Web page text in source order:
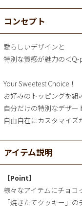
コンセプト
愛らしいデザインと
特別な質感が魅力の＜Q-
Your Sweetest Choice！
お好みのトッピングを組
自分だけの特別なデザー
自由自在にカスタマイ
アイテム説明
【Point】
様々なアイテムにチョコ
「焼きたてクッキー」の